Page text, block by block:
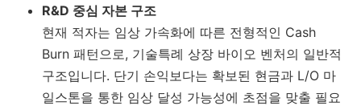
R&D 중심 자본 구조
현재 적자는 임상 가속화에 따른 전형적인 Cash
Burn 패턴으로, 기술특례 상장 바이오 벤처의 일반적
구조입니다. 단기 손익보다는 확보된 현금과 L/O 마
일스톤을 통한 임상 달성 가능성에 초점을 맞출 필요